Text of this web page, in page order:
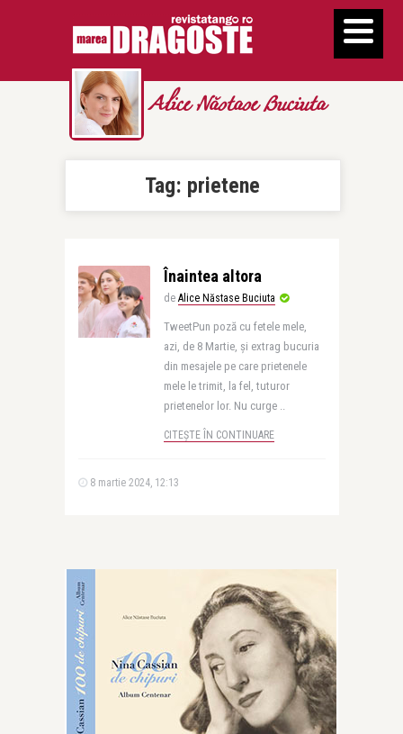
Alice Năstase Buciuta
Tag: prietene
Înaintea altora
de Alice Năstase Buciuta
TweetPun poză cu fetele mele,
azi, de 8 Martie, și extrag bucuria
din mesajele pe care prietenele
mele le trimit, la fel, tuturor
prietenelor lor. Nu curge ..
CITEȘTE ÎN CONTINUARE
8 martie 2024, 12:13